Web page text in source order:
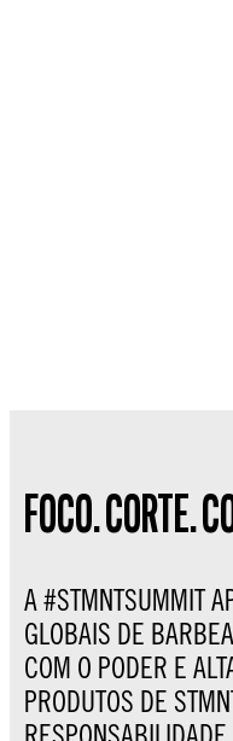
FOCO. CORTE.
A #STMNTSUMMIT
GLOBAIS DE
COM O PODER E
PRODUTOS DE